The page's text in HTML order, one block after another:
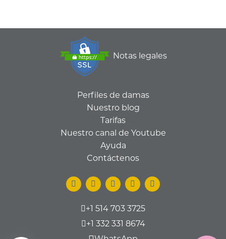
Notas legales
Perfiles de damas
Nuestro blog
Tarifas
Nuestro canal de Youtube
Ayuda
Contáctenos
+1 514 703 3725
+1 332 331 8674